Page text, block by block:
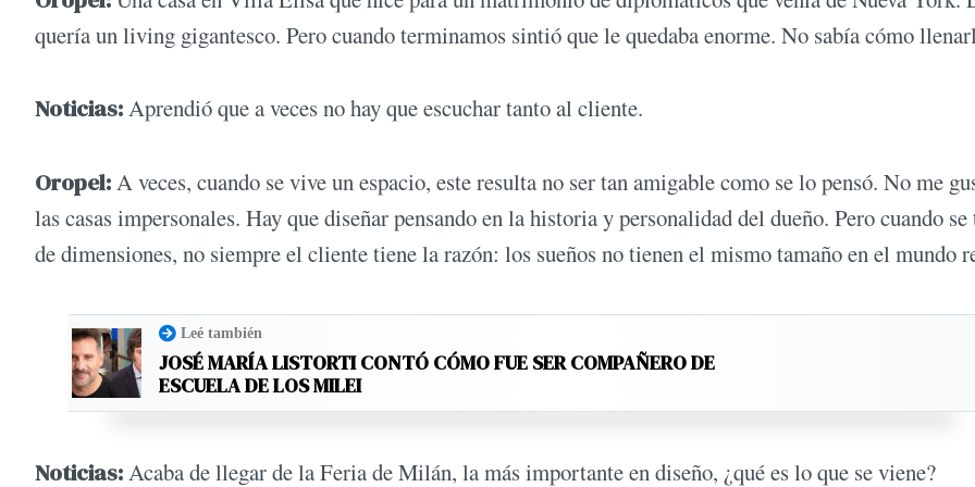
quería un living gigantesco. Pero cuando terminamos sintió que le quedaba enorme. No sabía cómo
Noticias:Aprendió que a veces no hay que escuchar tanto al cliente.
Oropel:A veces, cuando se vive un espacio, este resulta no ser tan amigable como se lo pensó. No me
las casas impersonales. Hay que diseñar pensando en la historia y personalidad del dueño. Pero cuando se
de dimensiones, no siempre el cliente tiene la razón: los sueños no tienen el mismo tamaño en el mundo
Leé también
JOSÉ MARÍA LISTORTI CONTÓ CÓMO FUE SER COMPAÑERO DE
ESCUELA DE LOS MILEI
Noticias:Acaba de llegar de la Feria de Milán, la más importante en diseño, ¿qué es lo que se viene?